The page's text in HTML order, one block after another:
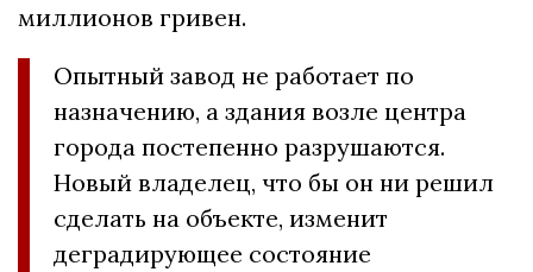
миллионов гривен.
Опытный завод не работает по
назначению, а здания возле центра
города постепенно разрушаются.
Новый владелец, что бы он ни решил
сделать на объекте, изменит
деградирующее состояние